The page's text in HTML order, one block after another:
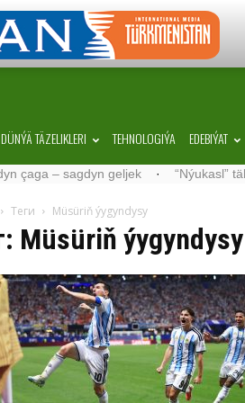
DÜNÝÄ TÄZELIKLERI TEHNOLOGIÝA EDEBIÝAT
geljek · “Nýukasl” tälimçisini
Теги Müsüriň ýygyndysy
Müsüriň ýygyndysy